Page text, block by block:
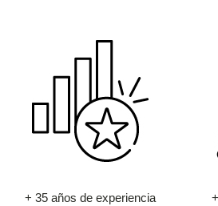
+ 35 años de experiencia